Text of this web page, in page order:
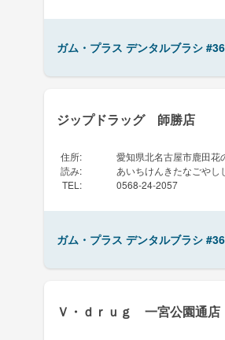
ガム・プラス デンタルブラシ
ジップドラッグ 師勝店
住所:
愛知県北名古屋市鹿田花
読み:
あいちけんきたなごやし
TEL : 0568-24-2057
ガム・プラス デンタルブラシ
Ｖ・ｄｒｕｇ 一宮公園通店